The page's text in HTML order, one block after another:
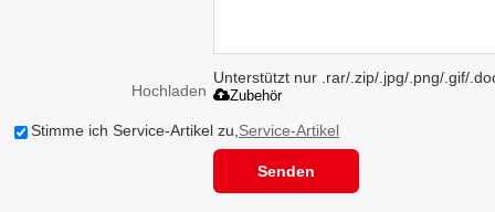
Hochladen
Unterstützt nur .rar/.zip/.jpg/.png/.gif/
Zubehör
Stimme ich Service-Artikel zu,Service-Artikel
Senden